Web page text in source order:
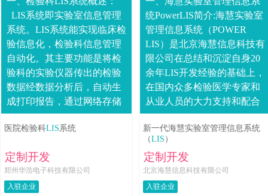
LIS系统即实验室信息管理
系统。LIS系统能实现临床检
验信息化，检验科信息管理
自动化。其主要功能是将检
验科的实验仪器传出的检验
数据经数据分析后，自动生
成打印报告，通过网络存储
在数据库中，使医生能够....
医院检验科LIS系统
定制开发
郑州华浩电子科技有限公司
入驻企业
统PowerLIS简介:海慧实验室
管理信息系统（POWER
LIS）是北京海慧信息科技有
限公司在总结和沉淀自身20
余年LIS开发经验的基础上，
在国内众多检验医学专家和
从业人员的大力支持和配合
下，结合最新信息技术手
段，开发出的一套新一代
的....
新一代海慧实验室管理信息系统
（LIS ）
定制开发
北京海慧信息科技有限公司
入驻企业